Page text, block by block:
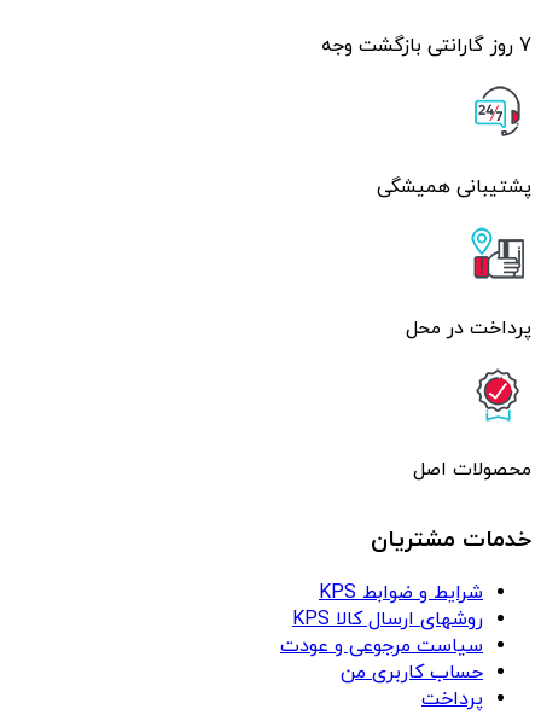
7 روز گارانتی بازگشت وجه
پشتیبانی همیشگی
پرداخت در محل
محصولات اصل
خدمات مشتریان
شرایط و ضوابط KPS
روشهای ارسال کالا KPS
سیاست مرجوعی و عودت
حساب کاربری من
پرداخت